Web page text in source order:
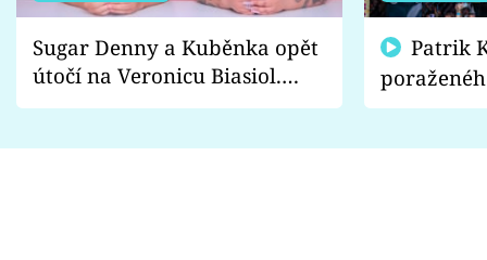
Sugar Denny a Kuběnka opět
útočí na Veronicu Biasiol.
Proč je podle nich falešná a
fanoušci